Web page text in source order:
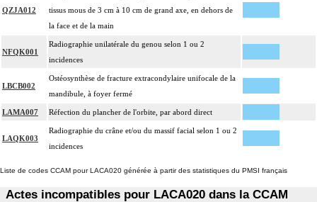
QZJA012
tissus mous de 3 cm à 10 cm de grand axe, en dehors de
la face et de la main
NFQK001
Radiographie unilatérale du genou selon 1 ou 2
incidences
LBCB002
Ostéosynthèse de fracture extracondylaire unifocale de la
mandibule, à foyer fermé
LAMA007 Réfection du plancher de l'orbite, par abord direct
LAQK003
Radiographie du crâne et/ou du massif facial selon 1 ou 2
incidences
Liste de codes CCAM pour LACA020 générée à partir des statistiques du PMSI français
Actes incompatibles pour LACA020 dans la CCAM